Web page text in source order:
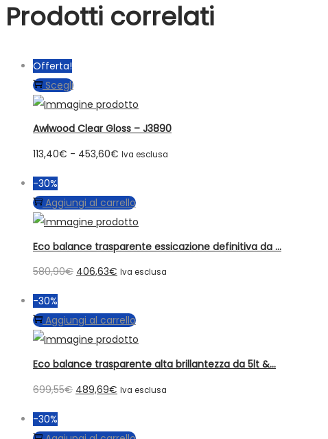
Prodotti correlati
Offerta!
ScegliQuesto
prodotto
ha
varianti.
opzioni
possono
nella
del
prodotto
Awlwood Clear Gloss – J3890
113,40€ - 453,60€ Fascia
da
113,40€
a
453,60€
Iva esclusa
-30%
Aggiungi al carrello
Eco balance trasparente essicazione definitiva da ...
580,90€ Il
era:
580,90€.
406,63€ Il
è:
406,63€.
Iva esclusa
-30%
Aggiungi al carrello
Eco balance trasparente alta brillantezza da 5lt &...
699,55€ Il489,69€ IlIva esclusa
-30%